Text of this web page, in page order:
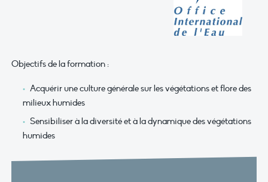
Objectifs de la formation :
Acquérir une culture générale sur les végétations et flore des
milieux humides
Sensibiliser à la diversité et à la dynamique des végétations
humides